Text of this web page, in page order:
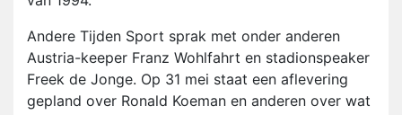
Andere Tijden Sport sprak met onder anderen
Austria-keeper Franz Wohlfahrt en stadionspeaker
Freek de Jonge. Op 31 mei staat een aflevering
gepland over Ronald Koeman en anderen over wat